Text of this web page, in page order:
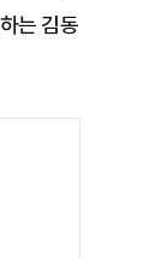
는 김동